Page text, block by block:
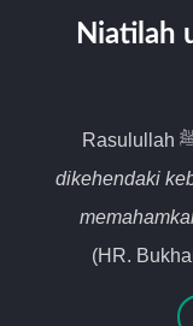
Niatilah
dikehendaki
(HR.